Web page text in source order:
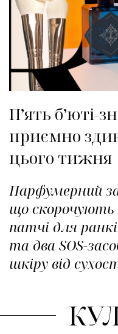
П’ять б’юті-
приємно
цього тижня
Парфумерний
що
патчі для
та два SOS-
шкіру від